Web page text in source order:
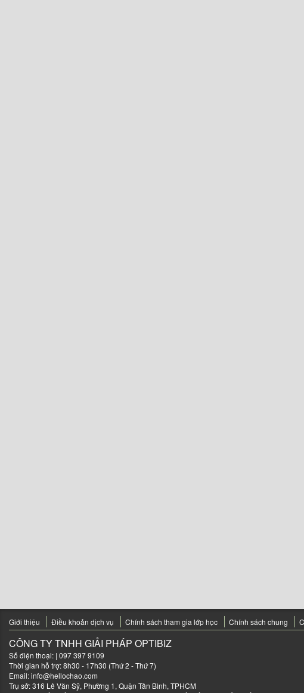
Giới thiệu Điều khoản dịch vụ Chính sách tham gia lớp học Chính sách chung
CÔNG TY TNHH GIẢI PHÁP OPTIBIZ
Số điện thoại: | 097 397 9109
Thời gian hỗ trợ: 8h30 - 17h30 (Thứ 2 - Thứ 7)
Email:info@hellochao.com
Trụ sở: 316 Lê Văn Sỹ, Phường 1, Quận Tân Bình, TPHCM